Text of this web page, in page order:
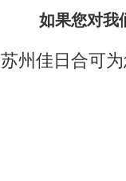
如果您对我
苏州佳日合可